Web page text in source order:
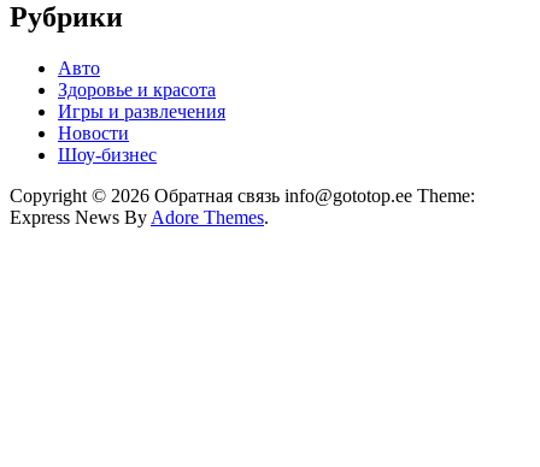
Рубрики
Авто
Здоровье и красота
Игры и развлечения
Новости
Шоу-бизнес
Copyright © 2026 Обратная связь info@gototop.ee Theme:
Express News By Adore Themes.